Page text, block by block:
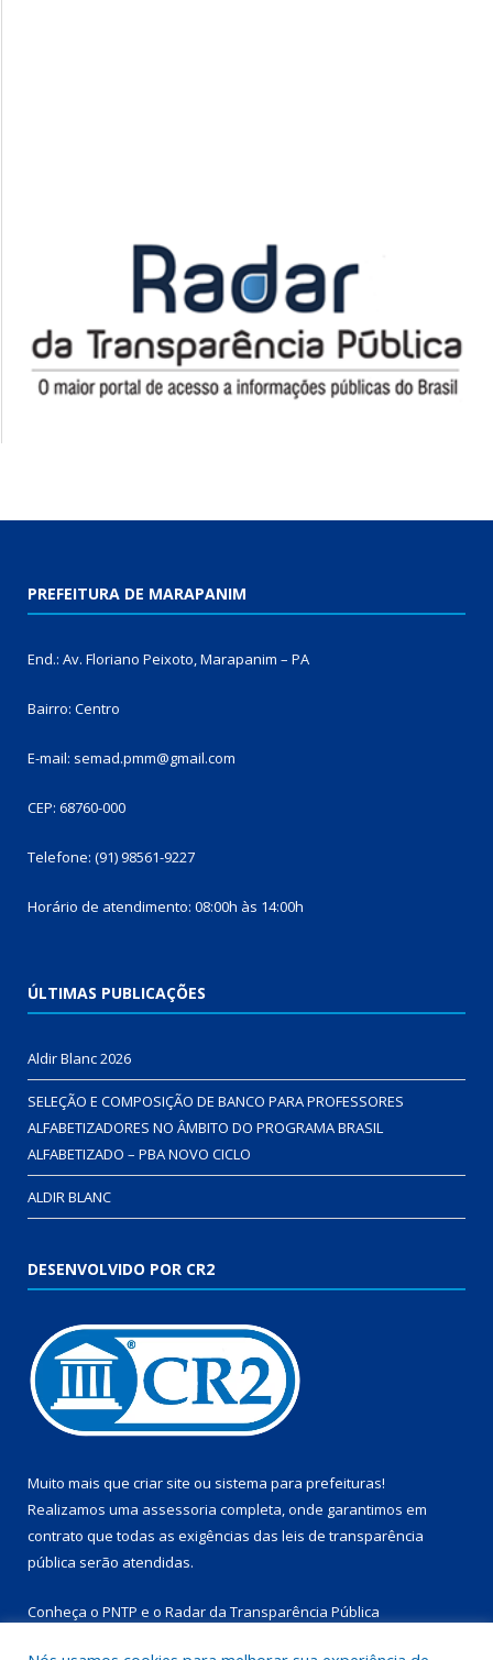
PREFEITURA DE MARAPANIM
End.: Av. Floriano Peixoto, Marapanim – PA
Bairro: Centro
E-mail: semad.pmm@gmail.com
CEP: 68760-000
Telefone: (91) 98561-9227
Horário de atendimento: 08:00h às 14:00h
ÚLTIMAS PUBLICAÇÕES
Aldir Blanc 2026
SELEÇÃO E COMPOSIÇÃO DE BANCO PARA PROFESSORES
ALFABETIZADORES NO ÂMBITO DO PROGRAMA BRASIL
ALFABETIZADO – PBA NOVO CICLO
ALDIR BLANC
DESENVOLVIDO POR CR2
Muito mais que criar site ou sistema para prefeituras!
Realizamos uma assessoria completa, onde garantimos em
contrato que todas as exigências das leis de transparência
pública serão atendidas.
Conheça o PNTP e o Radar da Transparência Pública